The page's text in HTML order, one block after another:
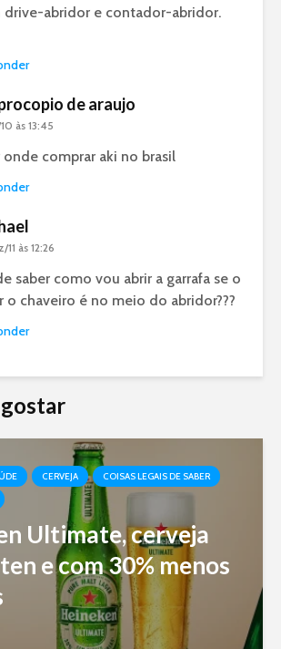
drive-abridor e contador-abridor.
de araujo
às 13:45
onde comprar aki no brasil
às 12:26
saber como vou abrir a garrafa se o
o chaveiro é no meio do abridor???
CERVEJA
COISAS LEGAIS DE SABER
Ultimate, cerveja
e com 30% menos